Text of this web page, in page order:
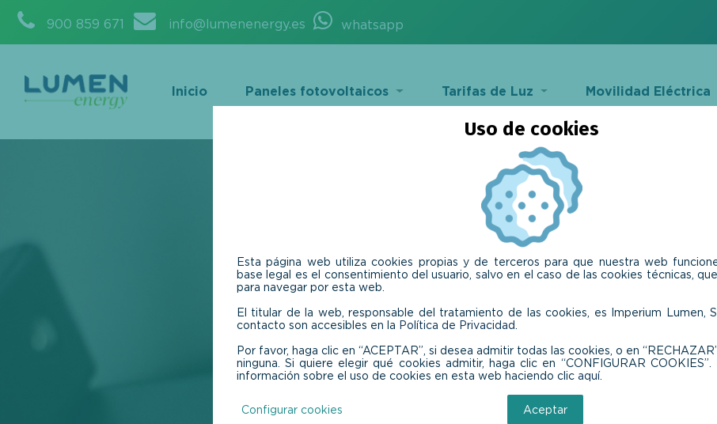
900 859 671 info@lumenenergy.es whatsapp
Inicio Paneles fotovoltaicos Tarifas de Luz Movilidad Eléctrica
Política de Cookies